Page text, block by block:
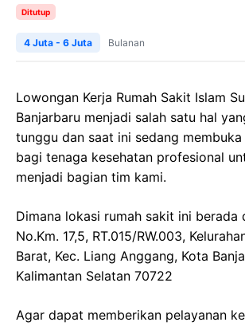
Ditutup
4 Juta - 6 Juta Bulanan
Lowongan Kerja Rumah Sakit Islam
Banjarbaru menjadi salah satu hal
tunggu dan saat ini sedang
bagi tenaga kesehatan profesional
menjadi bagian tim kami.
Dimana lokasi rumah sakit ini berada
No.Km. 17,5, RT.015/RW.003,
Barat, Kec. Liang Anggang, Kota
Kalimantan Selatan 70722
Agar dapat memberikan pelayanan